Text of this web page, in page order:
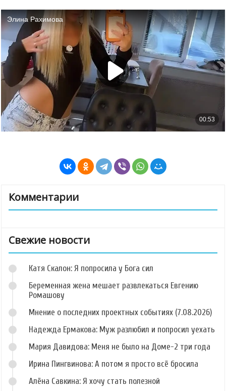
Комментарии
Свежие новости
Катя Скалон: Я попросила у Бога сил
Беременная жена мешает развлекаться Евгению
Ромашову
Мнение о последних проектных событиях (7.08.2026)
Надежда Ермакова: Муж разлюбил и попросил уехать
Мария Давидова: Меня не было на Доме-2 три года
Ирина Пингвинова: А потом я просто всё бросила
Алёна Савкина: Я хочу стать полезной